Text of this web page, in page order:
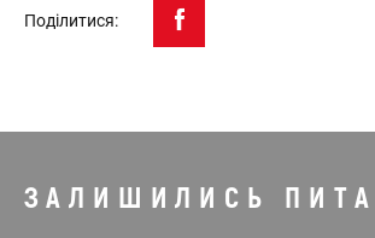
Поділитися:
ЗАЛИШИЛИСЬ